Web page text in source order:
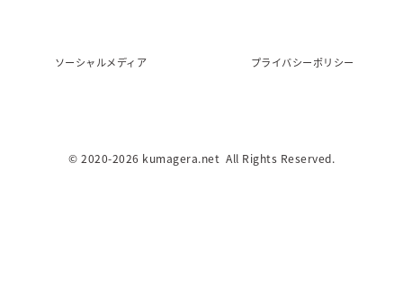
ソーシャルメディア プライバシーポリシー
© 2020-2026 kumagera.net All Rights Reserved.